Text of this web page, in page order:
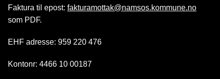
Faktura til epost: fakturamottak@namsos.kommune.no
som PDF.
EHF adresse: 959 220 476
Kontonr: 4466 10 00187